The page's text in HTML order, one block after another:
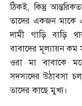
ঠিকই,কিন্তু
তাদের একজন মাকে
দামী গাড়ি বাড়ি
বাবাদের মূল্যায়ন কম
ওরা মা বাবাকে
সদস্যদের উঠাবসা
তাদের কাছে মুখ্য।